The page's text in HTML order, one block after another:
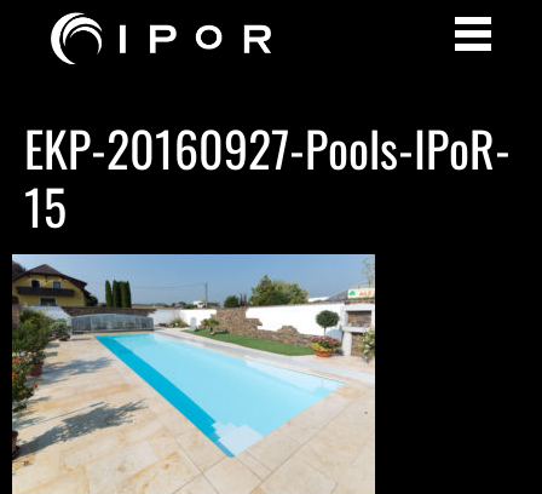
EKP-20160927-Pools-IPoR-
15